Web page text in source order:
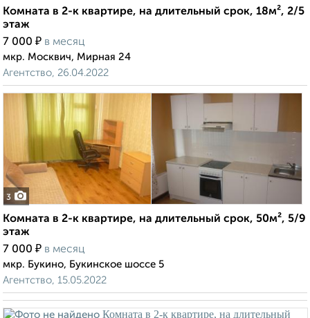
Комната в 2-к квартире, на длительный срок, 18м², 2/5
этаж
7 000 ₽ в месяц
мкр. Москвич, Мирная 24
Агентство, 26.04.2022
3
Комната в 2-к квартире, на длительный срок, 50м², 5/9
этаж
7 000 ₽ в месяц
мкр. Букино, Букинское шоссе 5
Агентство, 15.05.2022